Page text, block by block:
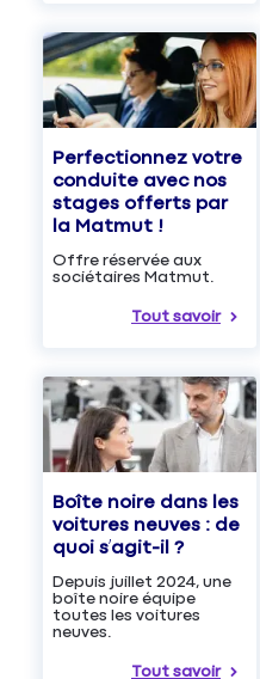
Perfectionnez votre
conduite avec nos
stages offerts par
la Matmut !
Offre réservée aux
sociétaires Matmut.
Tout savoir
Boîte noire dans les
voitures neuves : de
quoi s’agit-il ?
Depuis juillet 2024, une
boîte noire équipe
toutes les voitures
neuves.
Tout savoir